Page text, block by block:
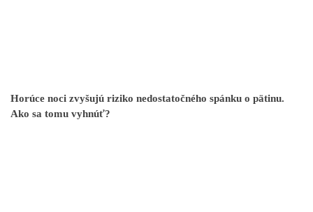
Horúce noci zvyšujú riziko nedostatočného spánku o pätinu.
Ako sa tomu vyhnúť?